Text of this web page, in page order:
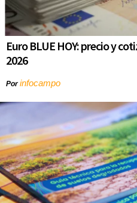
Euro BLUE HOY: precio y
2026
Porinfocampo